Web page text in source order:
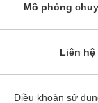
Mô phỏng
Liên hệ
Điều khoản sử